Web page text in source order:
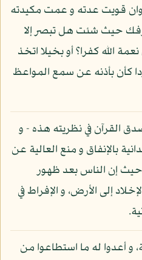
قويت عدته و عمت مكيدته
حيث شئت هل تبصر إلا
الله كفرا؟ أو بخيلا اتخذ
كأن بأذنه عن سمع المواعظ
القرآن في نظريته هذه - و
بالإنفاق و منع العالية عن
حيث إن الناس بعد ظهور
إلى الأرض، و الإفراط في
و أعدوا له ما استطاعوا من